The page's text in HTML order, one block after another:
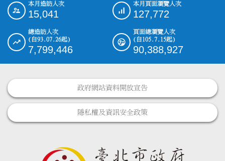
::: 本月造訪人次
15,041
本月頁面瀏覽人次
127,772
總造訪人次
(自93.07.26起)
7,799,446
頁面總瀏覽人次
(自105.7.15起)
90,388,927
政府網站資料開放宣告
隱私權及資訊安全政策